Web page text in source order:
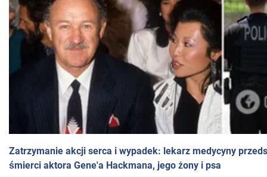
Zatrzymanie akcji serca i wypadek: lekarz medycyny
śmierci aktora Gene'a Hackmana, jego żony i psa